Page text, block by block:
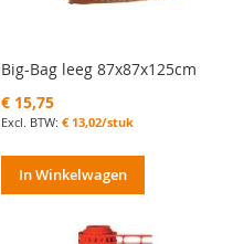
Big-Bag leeg 87x87x125cm
€ 15,75
€ 13,02/stuk
In Winkelwagen